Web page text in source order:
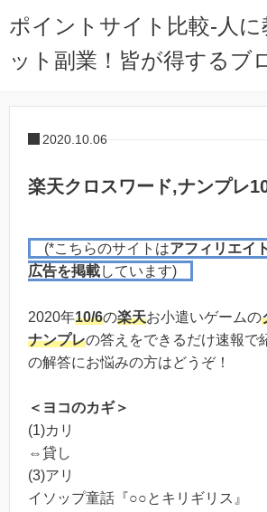
ポイントサイト比較-人
ット副業！皆が得するブ
2020.10.06
楽天クロスワード,ナンプレ
(*こちらのサイトはアフィリエイ
広告を掲載しています)
2020年10/6の楽天お小遣いゲームの
ナンプレの答えをできるだけ速報で
の解答にお悩みの方はどうぞ！
＜ヨコのカギ＞
(1)カリ
⇔貸し
(3)アリ
イソップ童話『○○とキリギリス』